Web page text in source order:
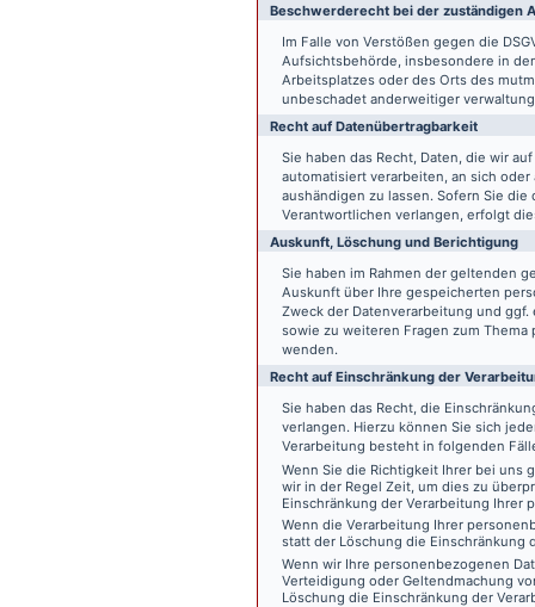
Beschwerde­recht bei der zuständigen
Im Falle von Verstößen gegen die
Aufsichtsbehörde, insbesondere in
Arbeitsplatzes oder des Orts des
unbeschadet anderweitiger
Recht auf Daten­übertrag­barkeit
Sie haben das Recht, Daten, die wir
automatisiert verarbeiten, an sich
aushändigen zu lassen. Sofern Sie
Verantwortlichen verlangen, erfolgt
Auskunft, Löschung und Berichtigung
Sie haben im Rahmen der geltenden
Auskunft über Ihre gespeicherten
Zweck der Datenverarbeitung und
sowie zu weiteren Fragen zum
wenden.
Recht auf Einschränkung der
Sie haben das Recht, die
verlangen. Hierzu können Sie sich
Verarbeitung besteht in folgenden
Wenn Sie die Richtigkeit Ihrer bei
wir in der Regel Zeit, um dies zu
Einschränkung der Verarbeitung Ihrer
Wenn die Verarbeitung Ihrer
statt der Löschung die Einschränkung
Wenn wir Ihre personenbezogenen
Verteidigung oder Geltendmachung
Löschung die Einschränkung der